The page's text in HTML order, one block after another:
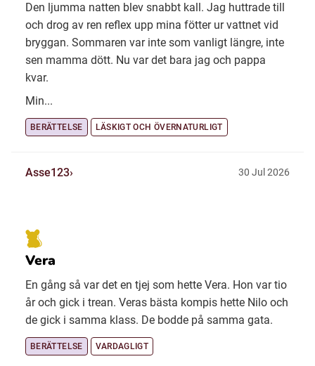
Den ljumma natten blev snabbt kall. Jag huttrade till
och drog av ren reflex upp mina fötter ur vattnet vid
bryggan. Sommaren var inte som vanligt längre, inte
sen mamma dött. Nu var det bara jag och pappa
kvar.
Min...
BERÄTTELSE LÄSKIGT OCH ÖVERNATURLIGT
Asse123 30 Jul 2026
Vera
En gång så var det en tjej som hette Vera. Hon var tio
år och gick i trean. Veras bästa kompis hette Nilo och
de gick i samma klass. De bodde på samma gata.
BERÄTTELSE VARDAGLIGT